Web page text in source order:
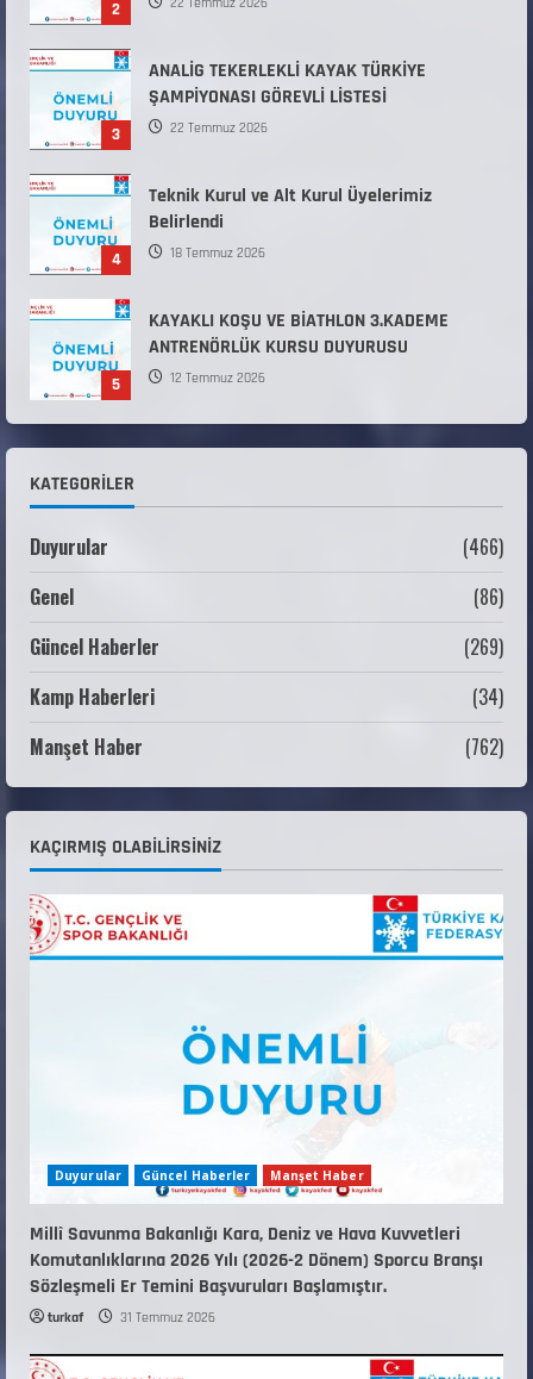
3
4
Teknik Kurul ve Alt Kurul Üyelerimiz
Belirlendi
5
KAYAKLI KOŞU VE BİATHLON 3.KADEME
1
Millî Savunma Bakanlığı Kara, Deniz ve Hava
Kuvvetleri Komutanlıklarına 2026 Yılı (2026-
2 Dönem) Sporcu Branşı Sözleşmeli Er
3
Teknik Kurul ve Alt Kurul Üyelerimiz
5
KAYAKLI KOŞU VE BİATHLON 3.KADEME
12 Temmuz 2026
KATEGORILER
Duyurular
(466)
Genel
(86)
Güncel Haberler
(269)
Kamp Haberleri
(34)
Manşet Haber
(762)
KAÇIRMIŞ OLABILIRSINIZ
Duyurular Güncel Haberler Manşet Haber
Millî Savunma Bakanlığı Kara, Deniz ve Hava Kuvvetleri
Komutanlıklarına 2026 Yılı (2026-2 Dönem) Sporcu Branşı
Sözleşmeli Er Temini Başvuruları Başlamıştır.
turkaf 31 Temmuz 2026